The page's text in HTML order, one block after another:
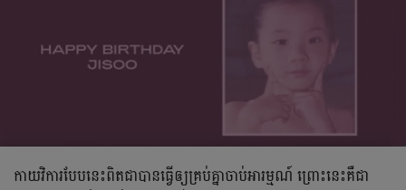
កាយវិការ​បែប​នេះពិតជា​បាន​ធ្វើឲ្យគ្រប់គ្នា​ចាប់​អារម្មណ៍ ព្រោះ​នេះ​គឺជា